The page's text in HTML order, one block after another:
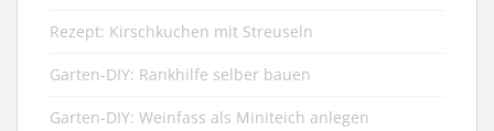
Rezept: Kirschkuchen mit Streuseln
Garten-DIY: Rankhilfe selber bauen
Garten-DIY: Weinfass als Miniteich anlegen